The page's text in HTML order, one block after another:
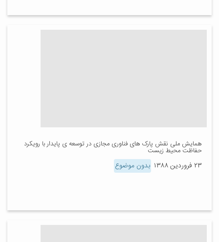
همایش ملی نقش پارک های فناوری مجازی در توسعه ی پایدار با رویکرد
حفاظت محیط زیست
۲۳ فروردین ۱۳۸۸ بدون موضوع